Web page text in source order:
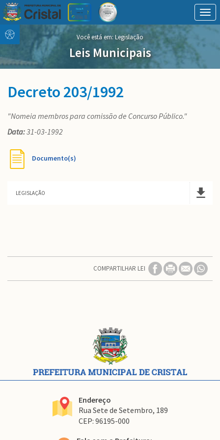
Conteúdo
Menu
conteúdo
do
menu
Você está em:Legislação
Leis Municipais
Decreto 203/1992
"Nomeia membros para comissão de Concurso Público."
Data:31-03-1992
Documento(s)
LEGISLAÇÃO
COMPARTILHAR LEI
Conteúdo
Rodapé
Endereço
Rua Sete de Setembro, 189
CEP: 96195-000